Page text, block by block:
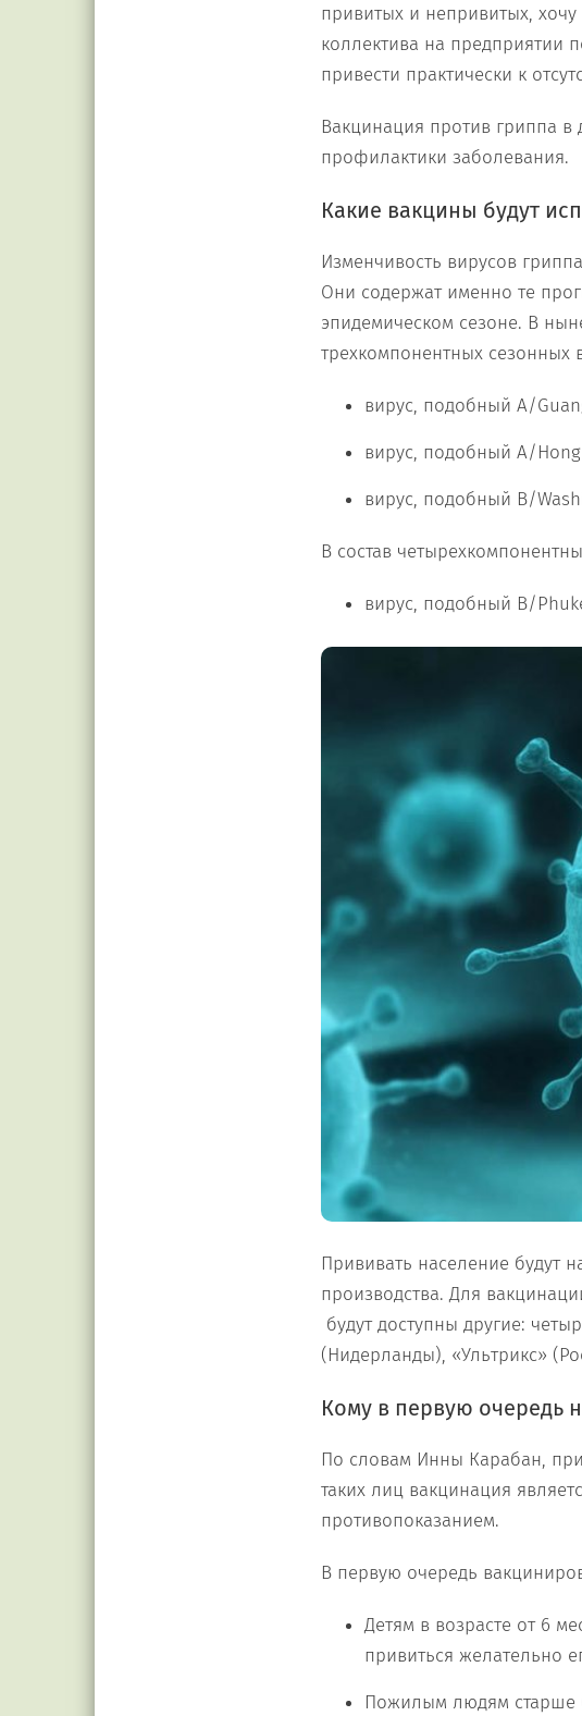
привитых и непривитых,
коллектива на предприятии
привести практически к
Вакцинация против гриппа
профилактики заболевания.
Какие вакцины будут
Изменчивость вирусов
Они содержат именно те
эпидемическом сезоне. В
трехкомпонентных
вирус, подобный A/
вирус, подобный A/Hong
вирус, подобный B/
В состав
вирус, подобный B/
Прививать население будут
производства. Для
будут доступны другие:
(Нидерланды), «Ультрикс»
Кому в первую очередь
По словам Инны Карабан,
таких лиц вакцинация
противопоказанием.
В первую очередь
Детям в возрасте от 6
привиться желательно
Пожилым людям старше